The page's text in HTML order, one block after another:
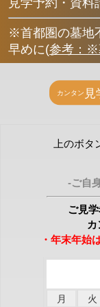
見学予約・資料
※首都圏の墓地
早めに(参考：※
上のボ
-ご自
ご見
・年末年始
月 火